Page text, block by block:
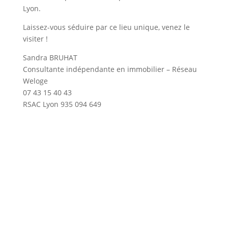
Lyon.
Laissez-vous séduire par ce lieu unique, venez le
visiter !
Sandra BRUHAT
Consultante indépendante en immobilier – Réseau
Weloge
07 43 15 40 43
RSAC Lyon 935 094 649